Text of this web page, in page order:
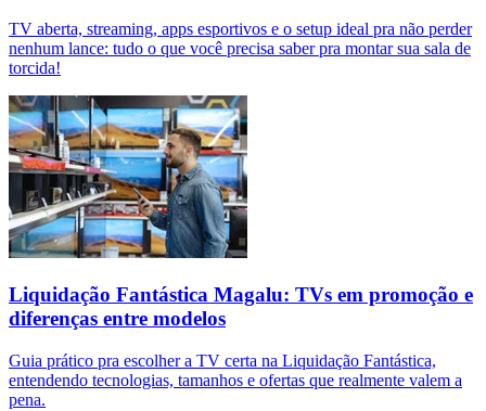
TV aberta, streaming, apps esportivos e o setup ideal pra não perder
nenhum lance: tudo o que você precisa saber pra montar sua sala de
torcida!
Liquidação Fantástica Magalu: TVs em promoção e
diferenças entre modelos
Guia prático pra escolher a TV certa na Liquidação Fantástica,
entendendo tecnologias, tamanhos e ofertas que realmente valem a
pena.